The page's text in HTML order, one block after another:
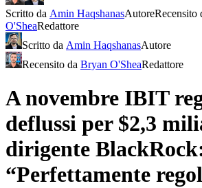
Scritto da Amin HaqshanasAutoreRecensito
O'SheaRedattore
Scritto da Amin HaqshanasAutore
Recensito da Bryan O'SheaRedattore
A novembre IBIT
deflussi per $2,3
dirigente
“Perfettamente